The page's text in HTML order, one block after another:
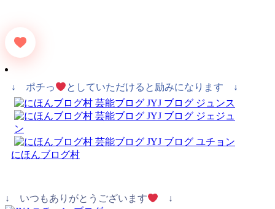
↓ ポチっ としていただけると励みになります ↓
にほんブログ村
↓ いつもありがとうございます ↓